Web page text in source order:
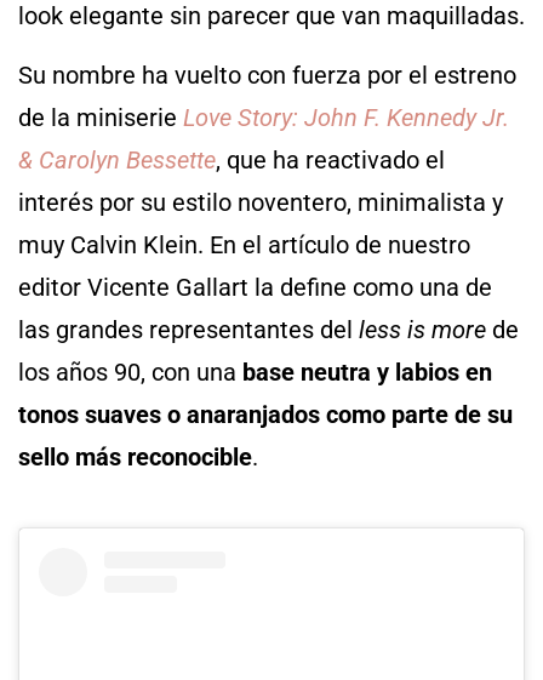
look elegante sin parecer que van maquilladas.
Su nombre ha vuelto con fuerza por el estreno
de la miniserie Love Story: John F. Kennedy Jr.
& Carolyn Bessette, que ha reactivado el
interés por su estilo noventero, minimalista y
muy Calvin Klein. En el artículo de nuestro
editor Vicente Gallart la define como una de
las grandes representantes del less is more de
los años 90, con una base neutra y labios en
tonos suaves o anaranjados como parte de su
sello más reconocible.